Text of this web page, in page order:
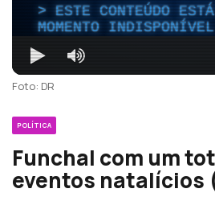
ESTE CONTEÚDO
MOMENTO INDISPONÍVEL
Foto: DR
POLÍTICA
Funchal com um
eventos natalícios